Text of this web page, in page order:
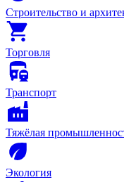
Строительство и
Торговля
Транспорт
Тяжёлая
Экология